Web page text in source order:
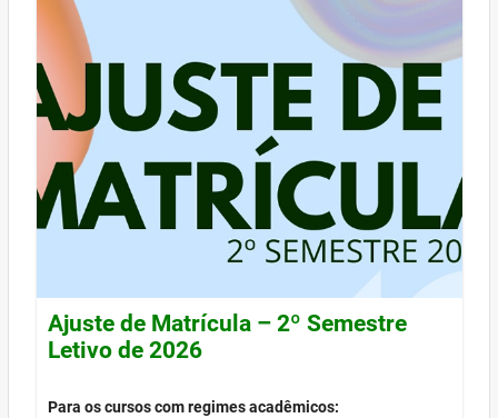
Ajuste de Matrícula – 2º Semestre
Letivo de 2026
Para os cursos com regimes acadêmicos: